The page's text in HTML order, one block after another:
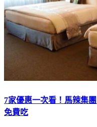
7家優惠一次看！馬辣集
免費吃